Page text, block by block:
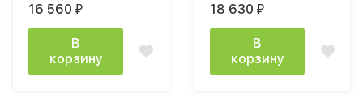
16 560 ₽
В
корзину
18 630 ₽
В
корзину